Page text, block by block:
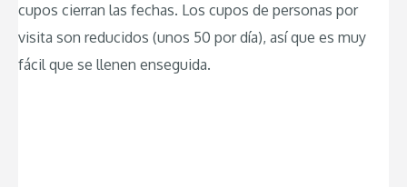
cupos cierran las fechas. Los cupos de personas por
visita son reducidos (unos 50 por día), así que es muy
fácil que se llenen enseguida.